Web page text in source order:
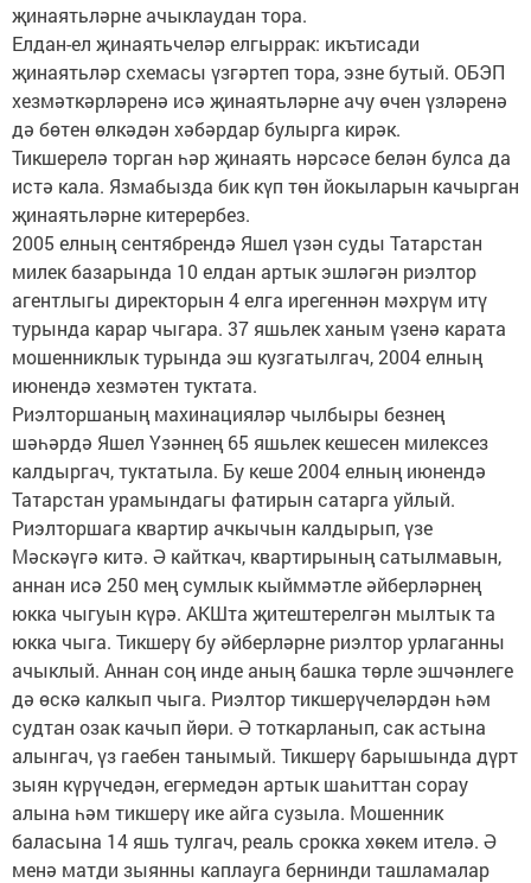
җинаятьләрне ачыклаудан тора.
Елдан-ел җинаятьчеләр елгыррак: икътисади
җинаятьләр схемасы үзгәртеп тора, эзне бутый. ОБЭП
хезмәткәрләренә исә җинаятьләрне ачу өчен үзләренә
дә бөтен өлкәдән хәбәрдар булырга кирәк.
Тикшерелә торган һәр җинаять нәрсәсе белән булса да
истә кала. Язмабызда бик күп төн йокыларын качырган
җинаятьләрне китерербез.
2005 елның сентябрендә Яшел үзән суды Татарстан
милек базарында 10 елдан артык эшләгән риэлтор
агентлыгы директорын 4 елга ирегеннән мәхрүм итү
турында карар чыгара. 37 яшьлек ханым үзенә карата
мошенниклык турында эш кузгатылгач, 2004 елның
июнендә хезмәтен туктата.
Риэлторшаның махинацияләр чылбыры безнең
шәһәрдә Яшел Үзәннең 65 яшьлек кешесен милексез
калдыргач, туктатыла. Бу кеше 2004 елның июнендә
Татарстан урамындагы фатирын сатарга уйлый.
Риэлторшага квартир ачкычын калдырып, үзе
Мәскәүгә китә. Ә кайткач, квартирының сатылмавын,
аннан исә 250 мең сумлык кыйммәтле әйберләрнең
юкка чыгуын күрә. АКШта җитештерелгән мылтык та
юкка чыга. Тикшерү бу әйберләрне риэлтор урлаганны
ачыклый. Аннан соң инде аның башка төрле эшчәнлеге
дә өскә калкып чыга. Риэлтор тикшерүчеләрдән һәм
судтан озак качып йөри. Ә тоткарланып, сак астына
алынгач, үз гаебен танымый. Тикшерү барышында дүрт
зыян күрүчедән, егермедән артык шаһиттан сорау
алына һәм тикшерү ике айга сузыла. Мошенник
баласына 14 яшь тулгач, реаль срокка хөкем ителә. Ә
менә матди зыянны каплауга бернинди ташламалар